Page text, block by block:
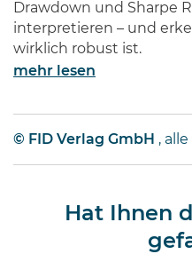
Drawdown und Sharpe
interpretieren – und
wirklich robust ist.
mehr lesen
© FID Verlag GmbH ,
Hat Ihnen